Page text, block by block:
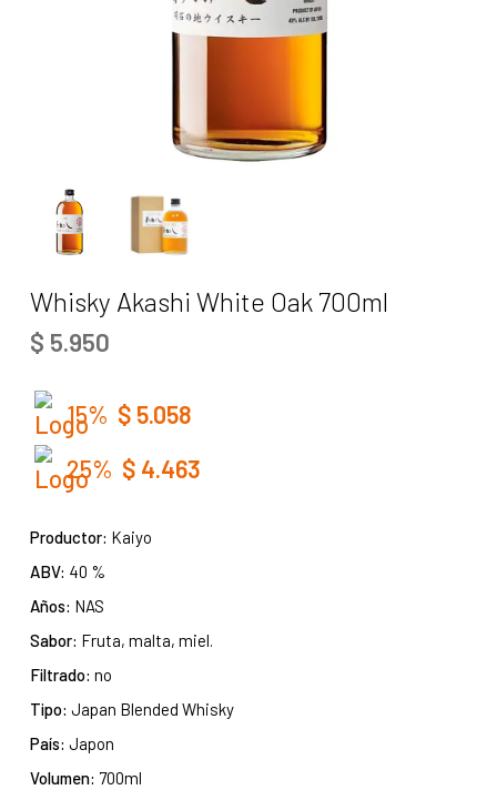
Whisky Akashi White Oak 700ml
$ 5.950
15% $ 5.058
25% $ 4.463
Productor: Kaiyo
ABV: 40 %
Años: NAS
Sabor: Fruta, malta, miel.
Filtrado: no
Tipo: Japan Blended Whisky
País: Japon
Volumen: 700ml